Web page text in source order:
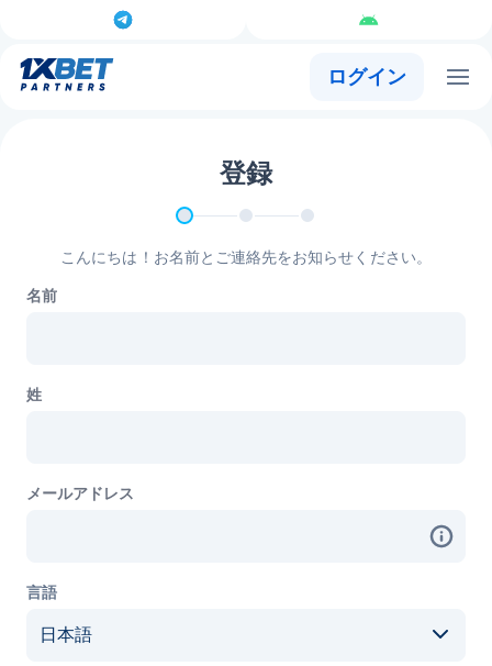
ログイン
登録
こんにちは！お名前とご連絡先をお知らせください。
名前
姓
メールアドレス
言語
日本語